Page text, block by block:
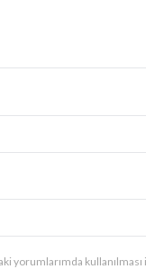
yorumlarımda